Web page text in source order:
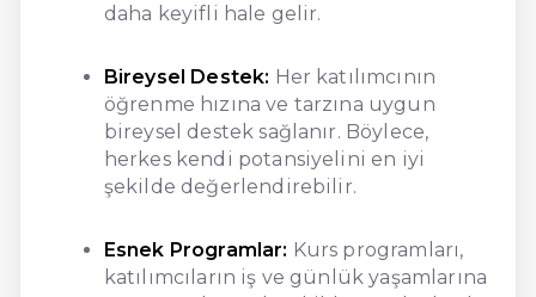
daha keyifli hale gelir.
Bireysel Destek: Her katılımcının
öğrenme hızına ve tarzına uygun
bireysel destek sağlanır. Böylece,
herkes kendi potansiyelini en iyi
şekilde değerlendirebilir.
Esnek Programlar: Kurs programları,
katılımcıların iş ve günlük yaşamlarına